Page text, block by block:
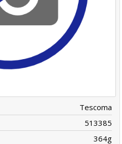
Tescoma
513385
364g